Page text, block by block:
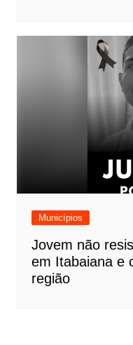
Municípios
Jovem não
em Itabaiana e
região